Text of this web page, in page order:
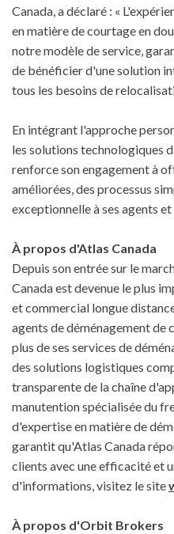
Canada, a déclaré : «
en matière de courtage en
notre modèle de service,
de bénéficier d'une solution
tous les besoins de
En intégrant l'approche
les solutions technologiques
renforce son engagement à
améliorées, des processus
exceptionnelle à ses agents
À propos d'Atlas Canada
Depuis son entrée sur le
Canada est devenue le plus
et commercial longue
agents de déménagement de
plus de ses services de
des solutions logistiques
transparente de la chaîne
manutention spécialisée du
d'expertise en matière de
garantit qu'Atlas Canada
clients avec une efficacité et
d'informations, visitez le site
À propos d'Orbit Brokers